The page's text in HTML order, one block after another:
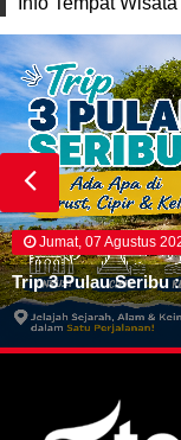
Jumat, 07 Agustus
Trip 3 Pulau Seribu